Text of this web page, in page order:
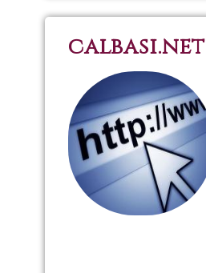
calbasi.net